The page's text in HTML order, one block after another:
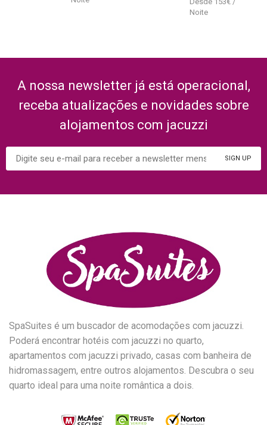
A nossa newsletter já está operacional,
receba atualizações e novidades sobre
alojamentos com jacuzzi
SpaSuites é um buscador de acomodações com jacuzzi.
Poderá encontrar hotéis com jacuzzi no quarto,
apartamentos com jacuzzi privado, casas com banheira de
hidromassagem, entre outros alojamentos. Descubra o seu
quarto ideal para uma noite romântica a dois.